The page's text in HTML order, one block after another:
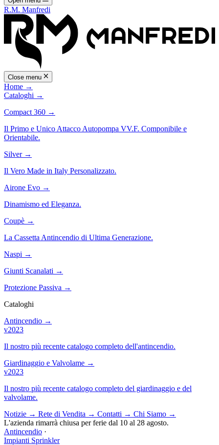
R.M. Manfredi
Close menu
Home →
Cataloghi →
Compact 360 →
Il Primo e Unico Attacco Autopompa VV.F. Componibile e
Orientabile.
Silver →
Il Vero Made in Italy Personalizzato.
Airone Evo →
Dinamismo ed Eleganza.
Coupè →
La Cassetta Antincendio di Ultima Generazione.
Naspi →
Giunti Scanalati →
Protezione Passiva →
Cataloghi
Antincendio →
v2023
Il nostro più recente catalogo completo dell'antincendio.
Giardinaggio e Valvolame →
v2023
Il nostro più recente catalogo completo del giardinaggio e del
valvolame.
Notizie → Rete di Vendita → Contatti → Chi Siamo →
L'azienda rimarrà chiusa per ferie dal 10 al 28 agosto.
Antincendio ·
Impianti Sprinkler